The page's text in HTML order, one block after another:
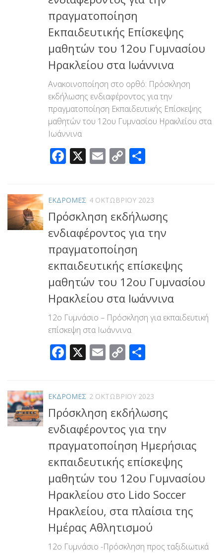
πραγματοποίηση
Εκπαιδευτικής Επίσκεψης
μαθητών του 12ου Γυμνασίου
Ηρακλείου στα Ιωάννινα
Ανακοινοποίηση στο ορθό: Πρόσκληση
εκδήλωσης ενδιαφέροντος για την
πραγματοποίηση Εκπαιδευτικής Επίσκεψης
μαθητών του 12ου Γυμνασίου Ηρακλείου στα
Ιωάννινα
Facebook
X Email
Copy
ΕΚΔΡΟΜΕΣ 4 ΟΚΤΩΒΡΊΟΥ 2023
Πρόσκληση εκδήλωσης
ενδιαφέροντος για την
πραγματοποίηση
εκπαιδευτικής επίσκεψης
μαθητών του 12ου Γυμνασίου
Ηρακλείου στα Ιωάννινα
12ο Γυμνάσιο – Πρόσκληση για εκπαιδευτική
επίσκεψη στα Ιωάννινα
Facebook
X Email
Copy
ΕΚΔΡΟΜΕΣ 2 ΟΚΤΩΒΡΊΟΥ 2023
Πρόσκληση εκδήλωσης
ενδιαφέροντος για την
πραγματοποίηση Ημερήσιας
εκπαιδευτικής επίσκεψης
μαθητών του 12ου Γυμνασίου
Ηρακλείου στο Lido Soccer
Ηρακλείου, στα πλαίσια της
Ημέρας Αθλητισμού
12ο Γυμνάσιο -Πρόσκληση προς ταξιδιωτικά